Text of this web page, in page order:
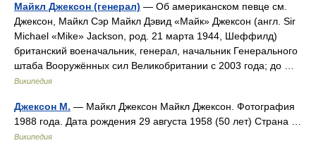
Майкл Джексон (генерал) — Об американском певце см.
Джексон, Майкл Сэр Майкл Дэвид «Майк» Джексон (англ. Sir
Michael «Mike» Jackson, род. 21 марта 1944, Шеффилд)
британский военачальник, генерал, начальник Генерального
штаба Вооружённых сил Великобритании с 2003 года; до …
Википедия
Джексон М. — Майкл Джексон Майкл Джексон. Фотография
1988 года. Дата рождения 29 августа 1958 (50 лет) Страна …
Википедия